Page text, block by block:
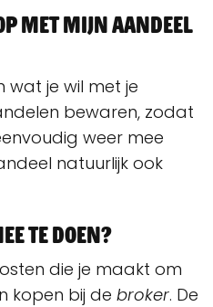
met mijn aandeel
wat je wil met je
bewaren, zodat
weer mee
natuurlijk ook
te doen?
die je maakt om
kopen bij de broker. De